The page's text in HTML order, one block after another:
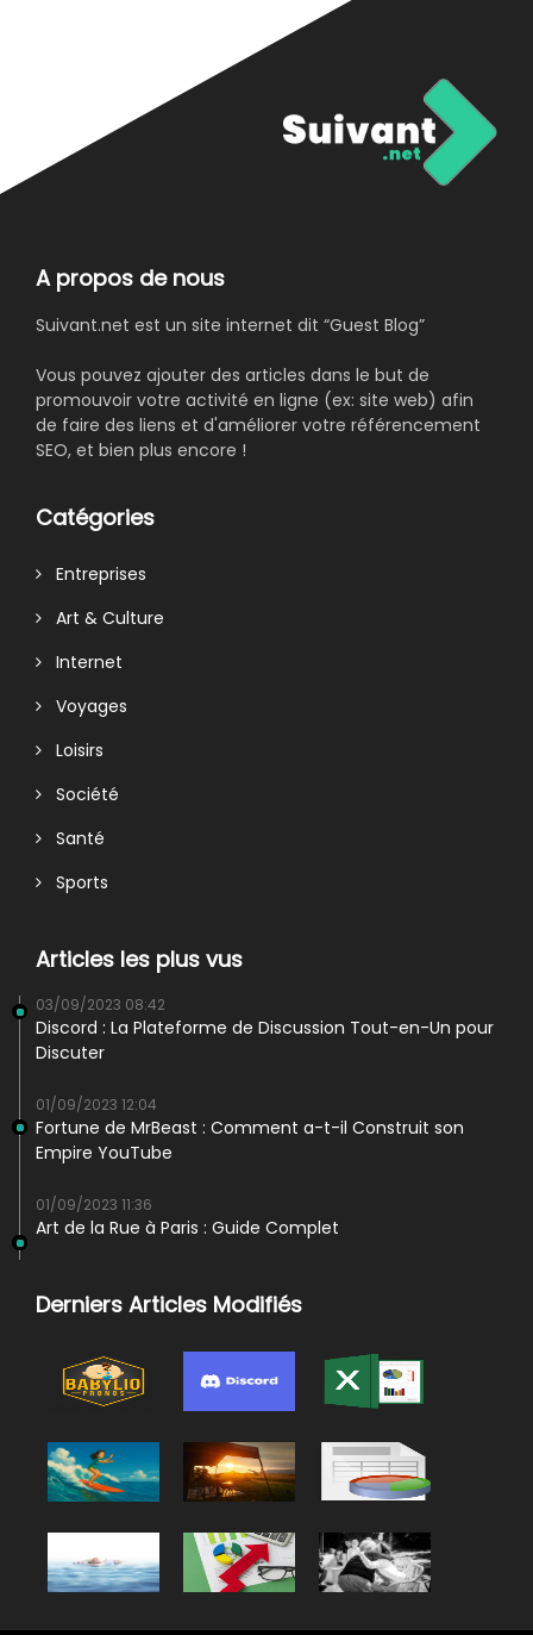
A propos de nous
Suivant.net est un site internet dit “Guest Blog”
Vous pouvez ajouter des articles dans le but de
promouvoir votre activité en ligne (ex: site web) afin
de faire des liens et d'améliorer votre référencement
SEO, et bien plus encore !
Catégories
Entreprises
Art & Culture
Internet
Voyages
Loisirs
Société
Santé
Sports
Articles les plus vus
03/09/2023 08:42
Discord : La Plateforme de Discussion Tout-en-Un pour
Discuter
01/09/2023 12:04
Fortune de MrBeast : Comment a-t-il Construit son
Empire YouTube
01/09/2023 11:36
Art de la Rue à Paris : Guide Complet
Derniers Articles Modifiés